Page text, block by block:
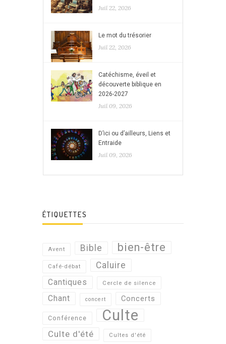
Juil 22, 2026
Le mot du trésorier
Juil 22, 2026
Catéchisme, éveil et
découverte biblique en
2026-2027
Juil 09, 2026
D’ici ou d’ailleurs, Liens et
Entraide
Juil 09, 2026
ÉTIQUETTES
Avent Bible bien-être
Café-débat Caluire
Cantiques Cercle de silence
Chant concert Concerts
Conférence Culte
Culte d'été Cultes d'été